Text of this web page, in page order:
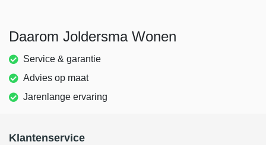
Daarom Joldersma Wonen
Service & garantie
Advies op maat
Jarenlange ervaring
Klantenservice